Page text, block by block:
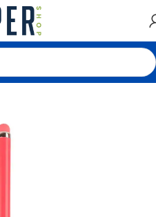
Kalemler